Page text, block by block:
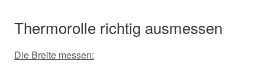
Thermorolle richtig ausmessen
Die Breite messen: